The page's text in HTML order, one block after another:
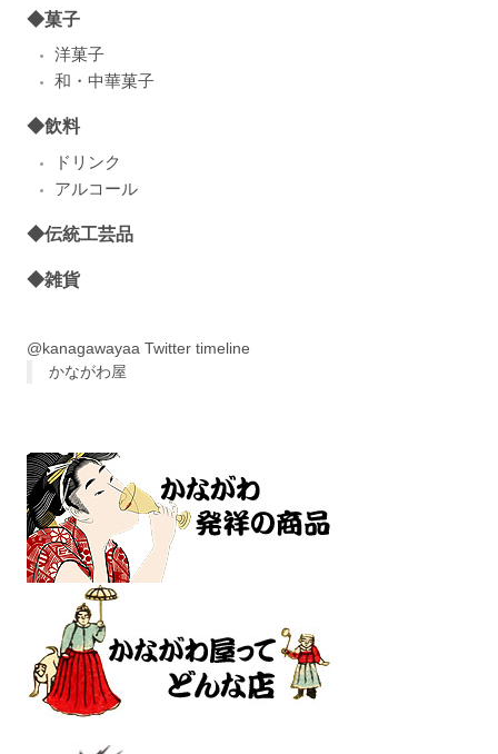
◆菓子
洋菓子
和・中華菓子
◆飲料
ドリンク
アルコール
◆伝統工芸品
◆雑貨
@kanagawayaa Twitter timeline
かながわ屋